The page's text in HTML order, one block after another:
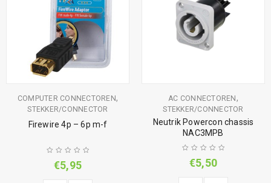
COMPUTER CONNECTOREN,
STEKKER/CONNECTOR
Firewire 4p – 6p m-f
€5,95
AC CONNECTOREN ,
STEKKER/CONNECTOR
Neutrik Powercon chassis
NAC3MPB
€5,50